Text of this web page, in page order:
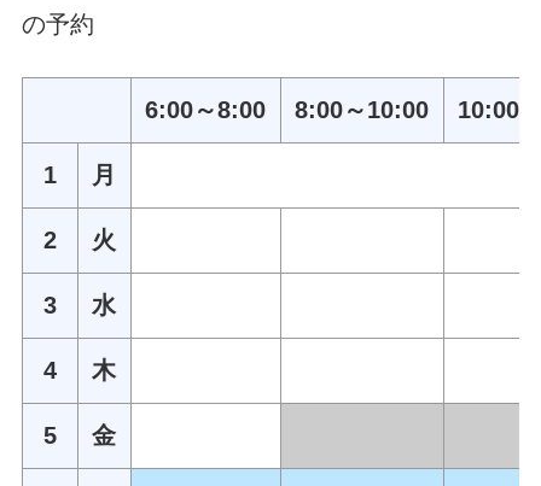
の予約
6:00～8:00 8:00～10:00 10:00
1 月
2 火
3 水
4 木
5 金